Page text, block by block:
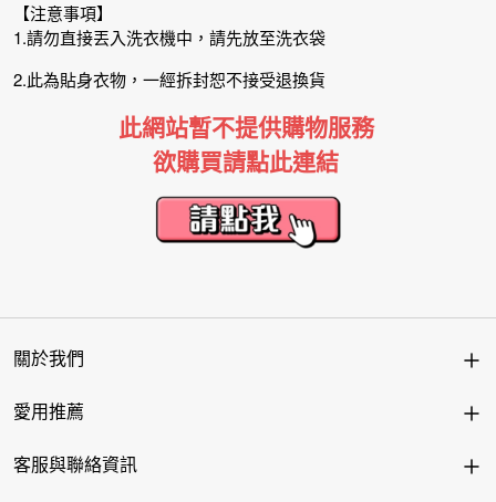
【注意事項】
1.請勿直接丟入洗衣機中，請先放至洗衣袋
2.此為貼身衣物，一經拆封恕不接受退換貨
此網站暫不提供購物服務
欲購買請點此連結
關於我們
愛用推薦
客服與聯絡資訊